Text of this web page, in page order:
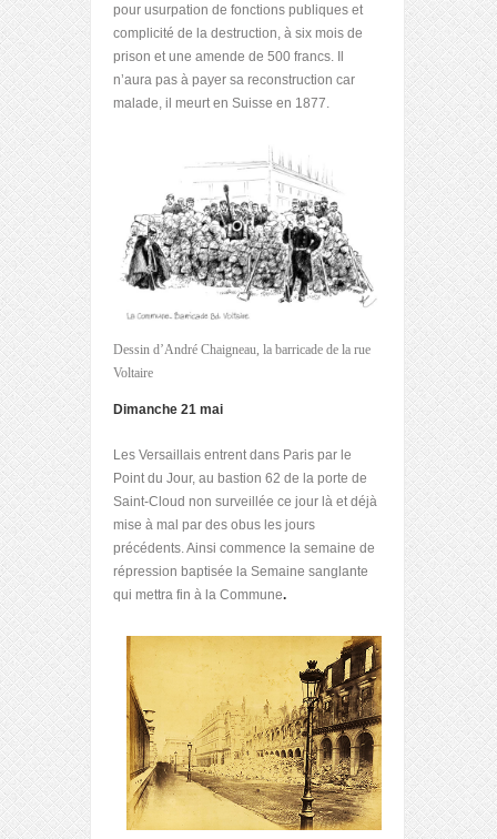
pour usurpation de fonctions publiques et
complicité de la destruction, à six mois de
prison et une amende de 500 francs. Il
n’aura pas à payer sa reconstruction car
malade, il meurt en Suisse en 1877.
Dessin d’André Chaigneau, la barricade de la rue
Voltaire
Dimanche 21 mai
Les Versaillais entrent dans Paris par le
Point du Jour, au bastion 62 de la porte de
Saint-Cloud non surveillée ce jour là et déjà
mise à mal par des obus les jours
précédents. Ainsi commence la semaine de
répression baptisée la Semaine sanglante
qui mettra fin à la Commune.